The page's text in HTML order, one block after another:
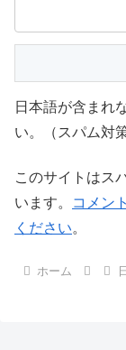
日本語が含まれ
い。（スパム対策
このサイトはス
います。
コメン
ください。
ホーム